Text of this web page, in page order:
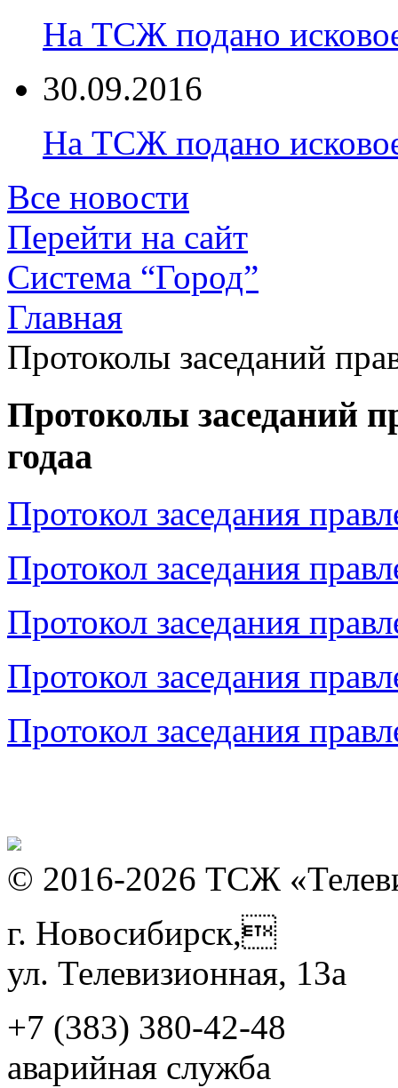
На ТСЖ подано
30.09.2016
На ТСЖ подано
Все новости
Перейти на сайт
Система “Город”
Главная
Протоколы заседаний
Протоколы заседаний
годаа
Протокол заседания
Протокол заседания
Протокол заседания
Протокол заседания
Протокол заседания
© 2016-2026 ТСЖ
г. Новосибирск,
ул. Телевизионная, 13а
+7 (383) 380-42-48
аварийная служба